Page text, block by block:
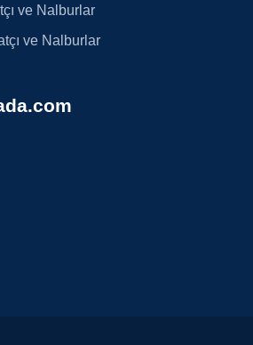
ve Nalburlar
ve Nalburlar